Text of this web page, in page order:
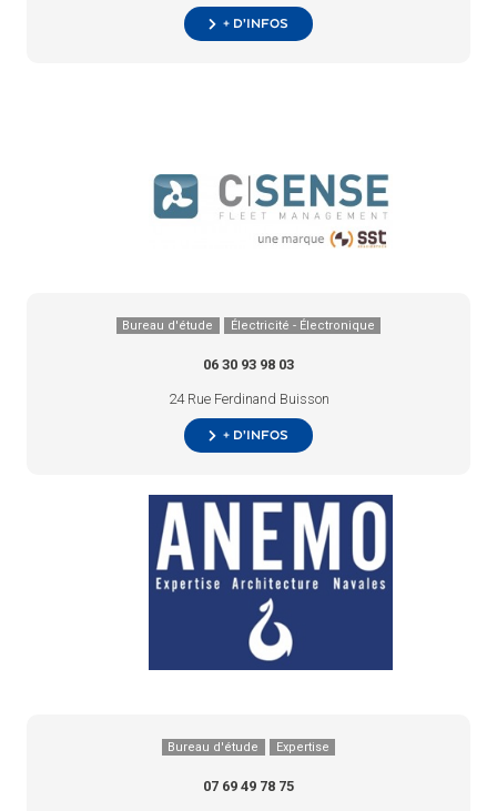
+ d’infos
Bureau d'étude Électricité - Électronique
06 30 93 98 03
24 Rue Ferdinand Buisson
+ d’infos
Bureau d'étude Expertise
07 69 49 78 75